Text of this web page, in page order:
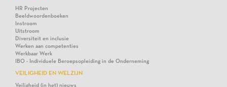
HR Projecten
Beeldwoordenboeken
Instroom
Uitstroom
Diversiteit en inclusie
Werken aan competenties
Werkbaar Werk
IBO - Individuele Beroepsopleiding in de Onderneming
VEILIGHEID EN WELZIJN
Veiligheid (in het) nieuws